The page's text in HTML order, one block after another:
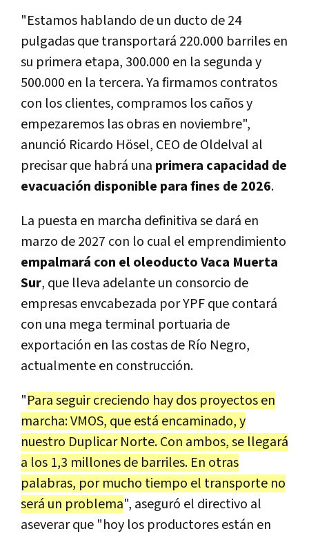
"Estamos hablando de un ducto de 24
pulgadas que transportará 220.000 barriles en
su primera etapa, 300.000 en la segunda y
500.000 en la tercera. Ya firmamos contratos
con los clientes, compramos los caños y
empezaremos las obras en noviembre",
anunció Ricardo Hösel, CEO de Oldelval al
precisar que habrá una primera capacidad de
evacuación disponible para fines de 2026.
La puesta en marcha definitiva se dará en
marzo de 2027 con lo cual el emprendimiento
empalmará con el oleoducto Vaca Muerta
Sur, que lleva adelante un consorcio de
empresas envcabezada por YPF que contará
con una mega terminal portuaria de
exportación en las costas de Río Negro,
actualmente en construcción.
"Para seguir creciendo hay dos proyectos en
marcha: VMOS, que está encaminado, y
nuestro Duplicar Norte. Con ambos, se llegará
a los 1,3 millones de barriles. En otras
palabras, por mucho tiempo el transporte no
será un problema", aseguró el directivo al
aseverar que "hoy los productores están en